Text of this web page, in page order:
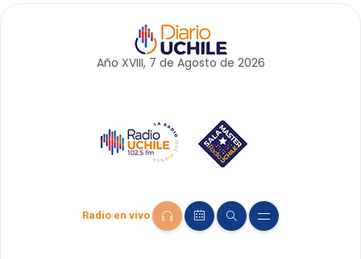
Año XVIII, 7 de Agosto de 2026
Radio en vivo